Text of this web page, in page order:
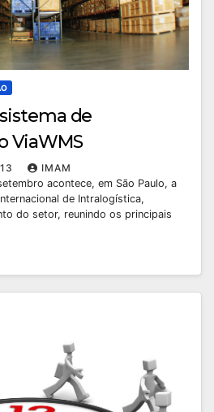
de
ViaWMS
IMAM
acontece, em São Paulo, a
de Intralogística,
do setor, reunindo os principais